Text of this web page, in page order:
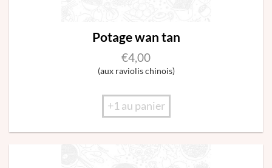
Potage wan tan
€4,00
(aux raviolis chinois)
+1 au panier